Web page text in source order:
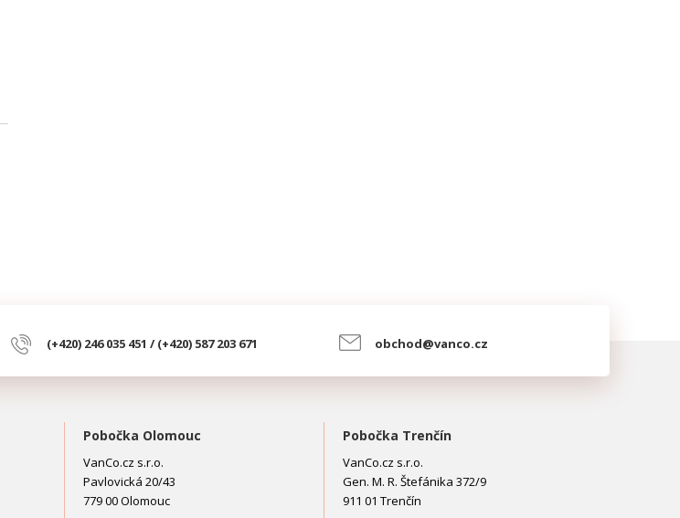
(+420) 246 035 451 / (+420) 587 203 671 obchod@vanco.cz
Pobočka Olomouc
VanCo.cz s.r.o.
Pavlovická 20/43
779 00 Olomouc
Pobočka Trenčín
VanCo.cz s.r.o.
Gen. M. R. Štefánika 372/9
911 01 Trenčín